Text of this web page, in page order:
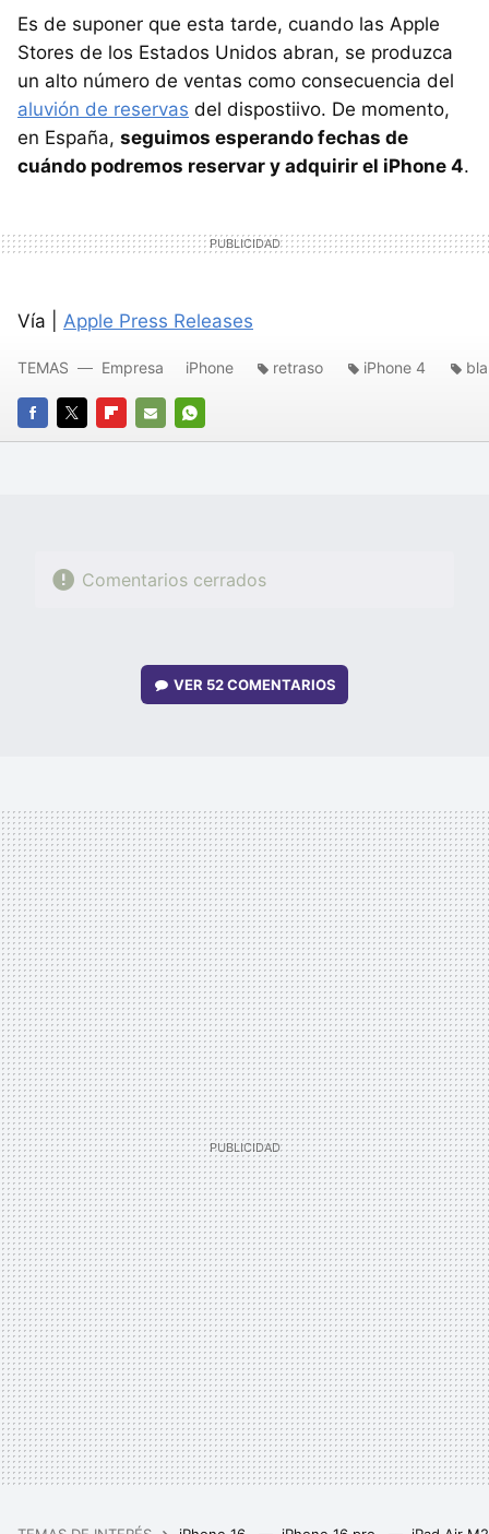
Es de suponer que esta tarde, cuando las Apple
Stores de los Estados Unidos abran, se produzca
un alto número de ventas como consecuencia del
aluvión de reservas del dispostiivo. De momento,
en España, seguimos esperando fechas de
cuándo podremos reservar y adquirir el iPhone 4.
Vía | Apple Press Releases
FACEBOOK
TWITTERFLIPBOARD
E-
WHATSAPP
TEMAS Empresa iPhone retraso iPhone 4
Comentarios cerrados
VER 52 COMENTARIOS